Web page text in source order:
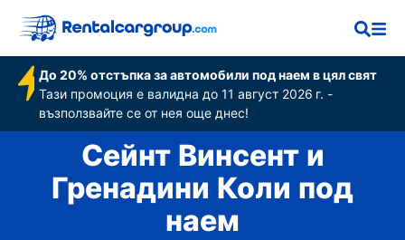
До 20% отстъпка за автомобили под наем в цял свят
Тази промоция е валидна до 11 август 2026 г. -
възползвайте се от нея още днес!
Сейнт Винсент и
Гренадини Коли под
наем